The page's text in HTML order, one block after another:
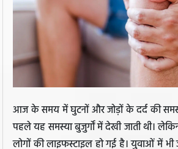
आज के समय में घुटनों और जोड़ों के दर्द की
पहले यह समस्या बुजुर्गों में देखी जाती थी।
लोगों की लाइफस्टाइल हो गई है। युवाओं में भी